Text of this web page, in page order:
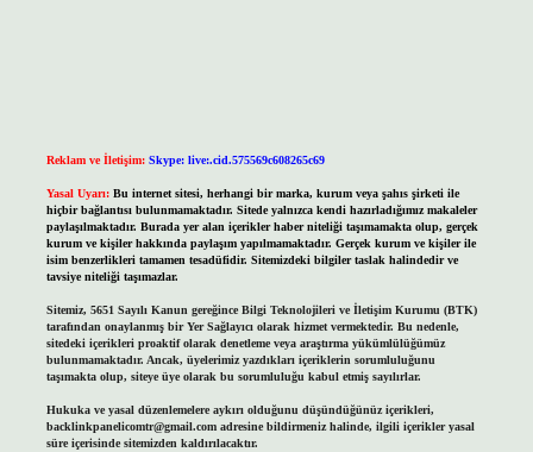
Reklam ve İletişim: Skype: live:.cid.575569c608265c69
Yasal Uyarı: Bu internet sitesi, herhangi bir marka, kurum veya şahıs şirketi ile
hiçbir bağlantısı bulunmamaktadır. Sitede yalnızca kendi hazırladığımız makaleler
paylaşılmaktadır. Burada yer alan içerikler haber niteliği taşımamakta olup, gerçek
kurum ve kişiler hakkında paylaşım yapılmamaktadır. Gerçek kurum ve kişiler ile
isim benzerlikleri tamamen tesadüfidir. Sitemizdeki bilgiler taslak halindedir ve
tavsiye niteliği taşımazlar.
Sitemiz, 5651 Sayılı Kanun gereğince Bilgi Teknolojileri ve İletişim Kurumu (BTK)
tarafından onaylanmış bir Yer Sağlayıcı olarak hizmet vermektedir. Bu nedenle,
sitedeki içerikleri proaktif olarak denetleme veya araştırma yükümlülüğümüz
bulunmamaktadır. Ancak, üyelerimiz yazdıkları içeriklerin sorumluluğunu
taşımakta olup, siteye üye olarak bu sorumluluğu kabul etmiş sayılırlar.
Hukuka ve yasal düzenlemelere aykırı olduğunu düşündüğünüz içerikleri,
backlinkpanelicomtr@gmail.comadresine bildirmeniz halinde, ilgili içerikler yasal
süre içerisinde sitemizden kaldırılacaktır.